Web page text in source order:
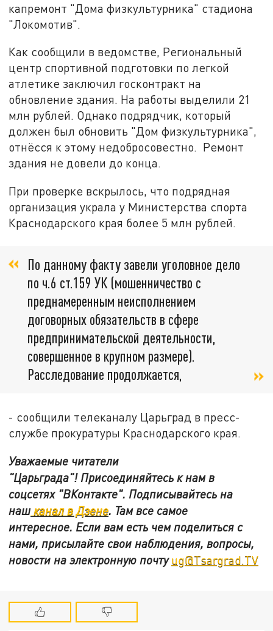
капремонт "Дома физкультурника" стадиона
"Локомотив".
Как сообщили в ведомстве, Региональный
центр спортивной подготовки по легкой
атлетике заключил госконтракт на
обновление здания. На работы выделили 21
млн рублей. Однако подрядчик, который
должен был обновить "Дом физкультурника",
отнёсся к этому недобросовестно. Ремонт
здания не довели до конца.
При проверке вскрылось, что подрядная
организация украла у Министерства спорта
Краснодарского края более 5 млн рублей.
По данному факту завели уголовное дело
по ч.6 ст.159 УК (мошенничество с
преднамеренным неисполнением
договорных обязательств в сфере
предпринимательской деятельности,
совершенное в крупном размере).
Расследование продолжается,
- сообщили телеканалу Царьград в пресс-
службе прокуратуры Краснодарского края.
Уважаемые читатели
"Царьграда"! Присоединяйтесь к нам в
соцсетях "ВКонтакте". Подписывайтесь на
нашканал в Дзене. Там все самое
интересное. Если вам есть чем поделиться с
нами, присылайте свои наблюдения, вопросы,
новости на электронную почтуug@Tsargrad.TV